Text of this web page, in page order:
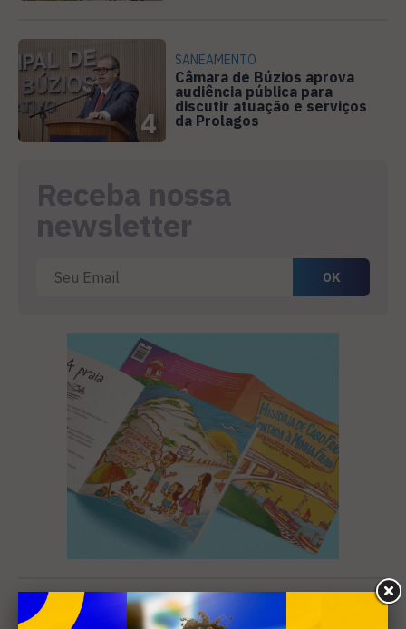
4
SANEAMENTO
Câmara de Búzios aprova
audiência pública para
discutir atuação e serviços
da Prolagos
Receba nossa
newsletter